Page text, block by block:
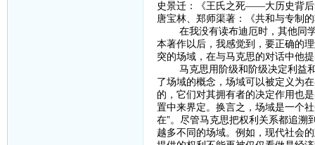
史景迁：《王氏之死——大历史背后
唐宝林、郑师渠著：《共和与专制
在我没有读布迪厄时，其他同学
本著作以后，我感觉到，要正确的
突的场域，在与马克思的对话中他
马克思用阶级和阶级决定利益和
了场域的概念，场域可以被定义为
的，它们对其拥有者的决定作用也
置中来界定。换言之，场域是一个
在”。尽管马克思把权利关系都追溯
越多不同的场域。例如，现代社会